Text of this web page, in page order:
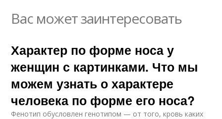
Вас может заинтересовать
Характер по форме носа у
женщин с картинками. Что мы
можем узнать о характере
человека по форме его носа?
Фенотип обусловлен генотипом — от того, кровь каких